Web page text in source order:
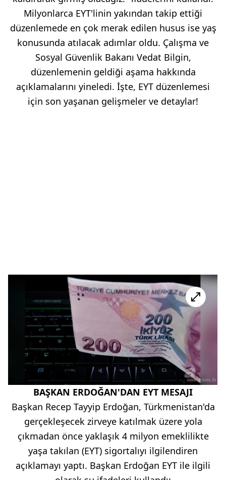
Milyonlarca EYT'linin yakından takip ettiği
düzenlemede en çok merak edilen husus ise yaş
konusunda atılacak adımlar oldu. Çalışma ve
Sosyal Güvenlik Bakanı Vedat Bilgin,
düzenlemenin geldiği aşama hakkında
açıklamalarını yineledi. İşte, EYT düzenlemesi
için son yaşanan gelişmeler ve detaylar!
BAŞKAN ERDOĞAN'DAN EYT MESAJI
Başkan Recep Tayyip Erdoğan, Türkmenistan'da
gerçekleşecek zirveye katılmak üzere yola
çıkmadan önce yaklaşık 4 milyon emeklilikte
yaşa takılan (EYT) sigortalıyı ilgilendiren
açıklamayı yaptı. Başkan Erdoğan EYT ile ilgili